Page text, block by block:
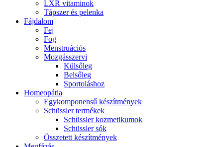
LXR vitaminok
Tápszer és pelenka
Fájdalom
Fej
Fog
Menstruációs
Mozgásszervi
Külsőleg
Belsőleg
Sportoláshoz
Homeopátia
Egykomponensű készítmények
Schüssler termékek
Schüssler kozmetikumok
Schüssler sók
Összetett készítmények